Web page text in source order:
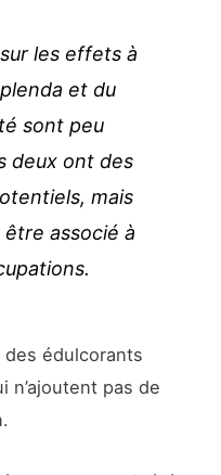
les effets à
et du
sont peu
deux ont des
mais
associé à
édulcorants
n’ajoutent pas de